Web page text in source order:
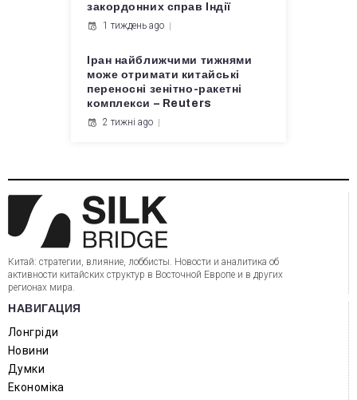
закордонних справ Індії
1 тиждень ago
Іран найближчими тижнями
може отримати китайські
переносні зенітно-ракетні
комплекси – Reuters
2 тижні ago
Китай: стратегии, влияние, лоббисты. Новости и аналитика об
активности китайских структур в Восточной Европе и в других
регионах мира.
НАВИГАЦИЯ
Лонгріди
Новини
Думки
Економіка